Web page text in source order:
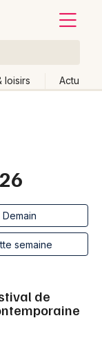
loisirs Actu
Demain
semaine
de
Effacer les dates
Autre